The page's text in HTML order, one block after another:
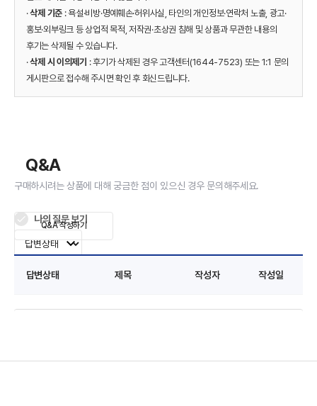
·삭제 기준 : 욕설·비방·명예훼손·허위사실, 타인의 개인정보·연락처 노출, 광고·
홍보·외부링크 등 상업적 목적, 저작권·초상권 침해 및 상품과 무관한 내용의
후기는 삭제될 수 있습니다.
·삭제 시 이의제기 : 후기가 삭제된 경우 고객센터(1644-7523) 또는 1:1 문의
게시판으로 접수해 주시면 확인 후 회신드립니다.
Q&A
구매하시려는 상품에 대해 궁금한 점이 있으신 경우 문의해주세요.
나의 질문 보기
답변상태 제목 작성자 작성일
Q&A 작성하기